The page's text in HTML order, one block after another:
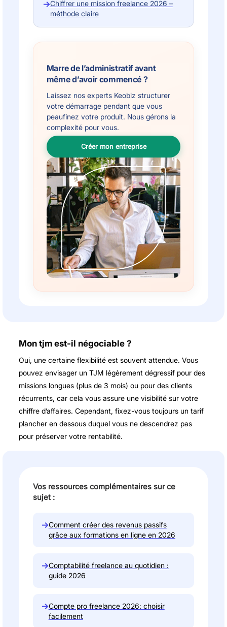
→Chiffrer une mission freelance 2026 –
méthode claire
Marre de l’administratif avant
même d’avoir commencé ?
Laissez nos experts Keobiz structurer
votre démarrage pendant que vous
peaufinez votre produit. Nous gérons la
complexité pour vous.
Créer mon entreprise
Mon tjm est-il négociable ?
Oui, une certaine flexibilité est souvent attendue. Vous
pouvez envisager un TJM légèrement dégressif pour des
missions longues (plus de 3 mois) ou pour des clients
récurrents, car cela vous assure une visibilité sur votre
chiffre d’affaires. Cependant, fixez-vous toujours un tarif
plancher en dessous duquel vous ne descendrez pas
pour préserver votre rentabilité.
Vos ressources complémentaires sur ce
sujet :
→Comment créer des revenus passifs
grâce aux formations en ligne en 2026
→Comptabilité freelance au quotidien :
guide 2026
→Compte pro freelance 2026: choisir
facilement